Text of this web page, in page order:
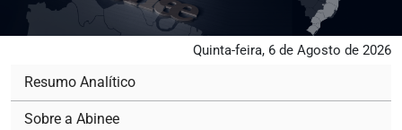
Quinta-feira, 6 de Agosto de 2026
Resumo Analítico
Sobre a Abinee